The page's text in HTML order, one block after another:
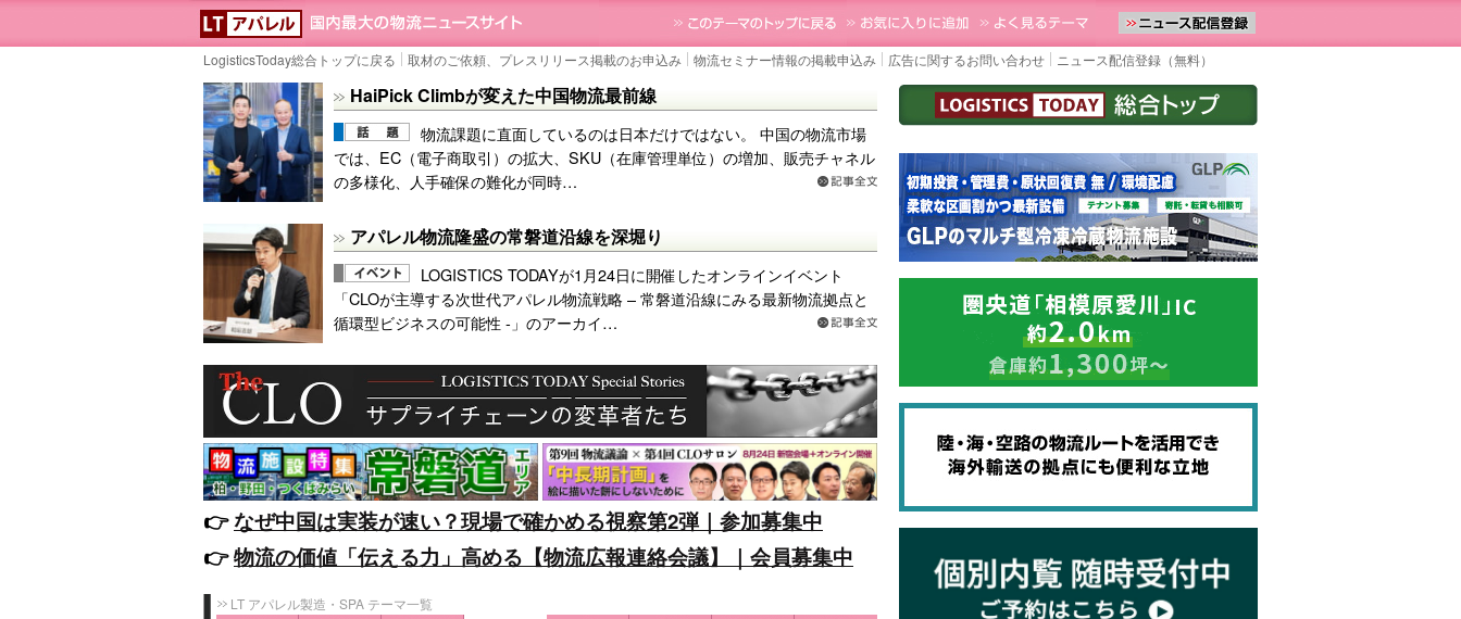
LOGISTICS TODAY｜国内最大の物流ニュースサイト3PL, SCMなど国内外の最新の物流ニュースをお届けします。物流ニュースメール配信を登録すると、平
TOPに戻る お気に入りに追加 よく見るテーマ
LogisticsToday総合トップに戻る 取材のご依頼、プレスリリース掲載のお申込み 物流セミナー情報の掲載申込み 広告に関するお問い合わせ ニュース配信登録（無料）
HaiPick Climbが変えた中国物流最前線
物流課題に直面しているのは日本だけではない。 中国の物流市場
では、EC（電子商取引）の拡大、SKU（在庫管理単位）の増加、販売チャネル
の多様化、人手確保の難化が同時…
アパレル物流隆盛の常磐道沿線を深堀り
LOGISTICS TODAYが1月24日に開催したオンラインイベント
「CLOが主導する次世代アパレル物流戦略 – 常磐道沿線にみる最新物流拠点と
循環型ビジネスの可能性 -」のアーカイ…
👉️なぜ中国は実装が速い？現場で確かめる視察第2弾｜参加募集中
👉️物流の価値「伝える力」高める【物流広報連絡会議】｜会員募集中
LT アパレル製造・SPA テーマ一覧